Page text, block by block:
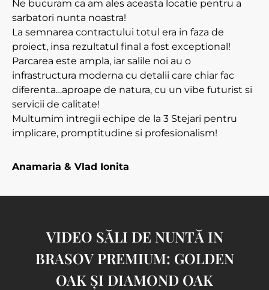
Ne bucuram ca am ales aceasta locatie pentru a
sarbatori nunta noastra!
La semnarea contractului totul era in faza de
proiect, insa rezultatul final a fost exceptional!
Parcarea este ampla, iar salile noi au o
infrastructura moderna cu detalii care chiar fac
diferenta…aproape de natura, cu un vibe futurist si
servicii de calitate!
Multumim intregii echipe de la 3 Stejari pentru
implicare, promptitudine si profesionalism!
Anamaria & Vlad Ionita
VIDEO SĂLI DE NUNTĂ IN
BRASOV PREMIUM: GOLDEN
OAK ȘI DIAMOND OAK